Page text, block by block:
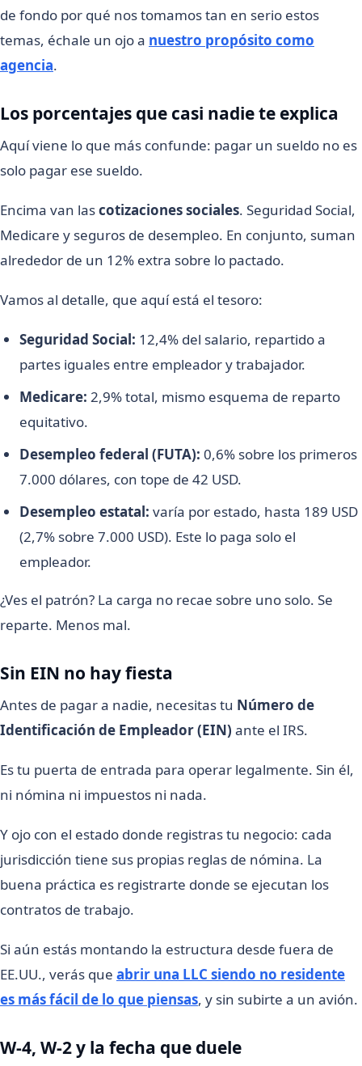
de fondo por qué nos tomamos tan en serio estos
temas, échale un ojo a nuestro propósito como
agencia.
Los porcentajes que casi nadie te explica
Aquí viene lo que más confunde: pagar un sueldo no es
solo pagar ese sueldo.
Encima van lascotizaciones sociales. Seguridad Social,
Medicare y seguros de desempleo. En conjunto, suman
alrededor de un 12% extra sobre lo pactado.
Vamos al detalle, que aquí está el tesoro:
Seguridad Social: 12,4% del salario, repartido a
partes iguales entre empleador y trabajador.
Medicare: 2,9% total, mismo esquema de reparto
equitativo.
Desempleo federal (FUTA): 0,6% sobre los primeros
7.000 dólares, con tope de 42 USD.
Desempleo estatal: varía por estado, hasta 189 USD
(2,7% sobre 7.000 USD). Este lo paga solo el
empleador.
¿Ves el patrón? La carga no recae sobre uno solo. Se
reparte. Menos mal.
Sin EIN no hay fiesta
Antes de pagar a nadie, necesitas tu Número de
Identificación de Empleador (EIN) ante el IRS.
Es tu puerta de entrada para operar legalmente. Sin él,
ni nómina ni impuestos ni nada.
Y ojo con el estado donde registras tu negocio: cada
jurisdicción tiene sus propias reglas de nómina. La
buena práctica es registrarte donde se ejecutan los
contratos de trabajo.
Si aún estás montando la estructura desde fuera de
EE.UU., verás que abrir una LLC siendo no residente
es más fácil de lo que piensas, y sin subirte a un avión.
W-4, W-2 y la fecha que duele